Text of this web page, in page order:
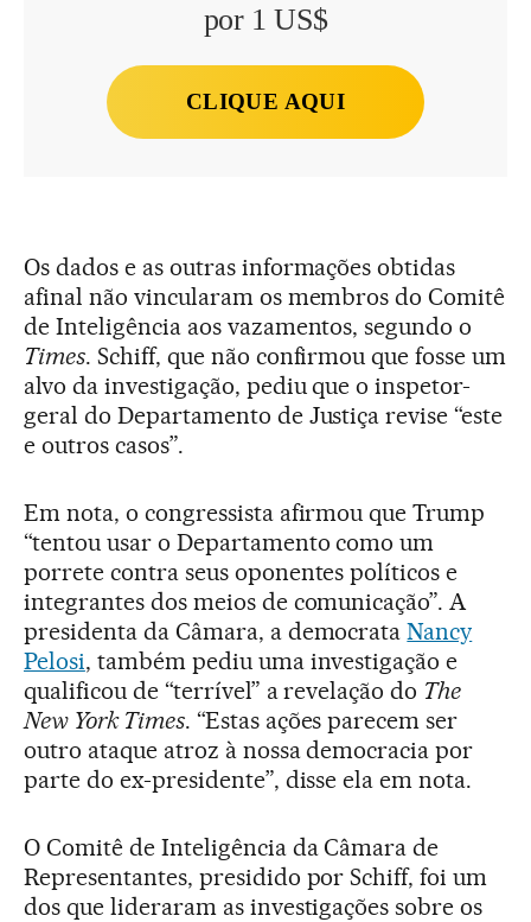
por 1 US$
CLIQUE AQUI
Os dados e as outras informações obtidas
afinal não vincularam os membros do Comitê
de Inteligência aos vazamentos, segundo o
Times. Schiff, que não confirmou que fosse um
alvo da investigação, pediu que o inspetor-
geral do Departamento de Justiça revise “este
e outros casos”.
Em nota, o congressista afirmou que Trump
“tentou usar o Departamento como um
porrete contra seus oponentes políticos e
integrantes dos meios de comunicação”. A
presidenta da Câmara, a democrataNancy
Pelosi, também pediu uma investigação e
qualificou de “terrível” a revelação do The
New York Times. “Estas ações parecem ser
outro ataque atroz à nossa democracia por
parte do ex-presidente”, disse ela em nota.
O Comitê de Inteligência da Câmara de
Representantes, presidido por Schiff, foi um
dos que lideraram as investigações sobre os